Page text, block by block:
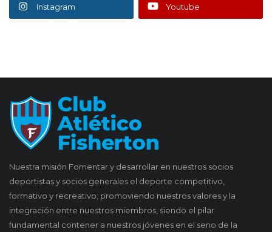
Instagram Youtube
Nuestra misión Fomentar y desarrollar en nuestros socios
deportistas y socios generales el deporte competitivo,
formativo y recreativo; promoviendo nuestros valores y la
integración entre nuestros miembros, siendo el pilar
fundamental contener a nuestros jóvenes en el seno de la